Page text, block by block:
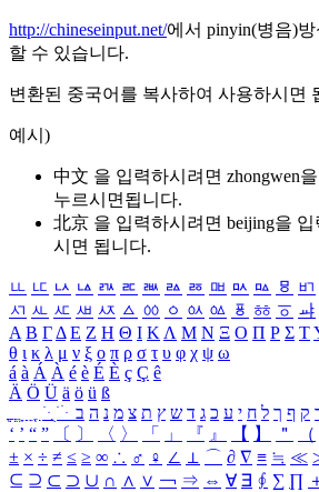
http://chineseinput.net/에서 pinyin(병음)
할 수 있습니다.
변환된 중국어를 복사하여 사용하시면
예시)
中文 을 입력하시려면 zhongwen
누르시면됩니다.
北京 을 입력하시려면 beijing을 입
시면 됩니다.
ㅥ ㅦ ㅧ ㅨ ㅩ ㅪ ㅫ ㅬ ㅭ ㅮ ㅯ ㅰ ㅱ ㅲ
ㅺ ㅻ ㅼ ㅽ ㅾ ㅿ ㆀ ㆁ ㆂ ㆃ ㆄ ㆅ ㆆ ㆇ
Α Β ΓΔ Ε Ζ Η Θ Ι ΚΛ Μ Ν Ξ Ο Π Ρ Σ Τ
θ ι κ λ μ ν ξ ο π ρ σ τ υ φ χ ψ ω
á à Á À é è É È ç Ç ê
Ä Ö Ü ä ö ü ß
ִֶֹ ֻּ ׁׂ ק ף ך ל ח י ע כ ג ד ש ץ ת צ מ נ ה ב
‘ ’ “ ” 〔 〕 〈 〉 「 」 『 』 【 】 ＂ （
± × ÷ ≠ ≤ ≥ ∞ ∴ ♂ ♀ ∠ ⊥ ⌒ ∂ ∇ ≡ ≒ ≪
⊆ ⊇ ⊂ ⊃ ∪ ∩ ∧ ∨ ￢ ⇒ ⇔ ∀ ∃ ∮ ∑ ∏